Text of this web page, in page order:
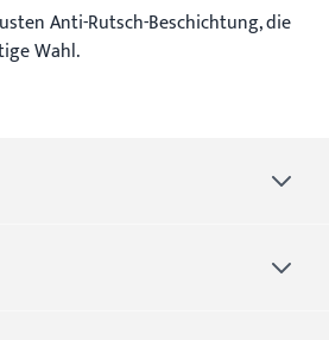
Anti-Rutsch-Beschichtung, die
Wahl.